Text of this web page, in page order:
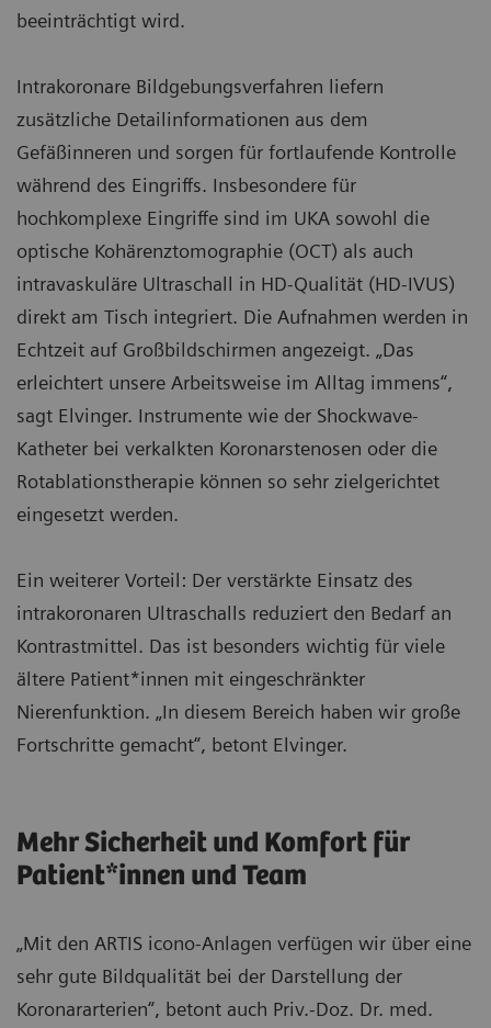
beeinträchtigt wird.
Intrakoronare Bildgebungsverfahren liefern
zusätzliche Detailinformationen aus dem
Gefäßinneren und sorgen für fortlaufende Kontrolle
während des Eingriffs. Insbesondere für
hochkomplexe Eingriffe sind im UKA sowohl die
optische Kohärenztomographie (OCT) als auch
intravaskuläre Ultraschall in HD-Qualität (HD-IVUS)
direkt am Tisch integriert. Die Aufnahmen werden in
Echtzeit auf Großbildschirmen angezeigt. „Das
erleichtert unsere Arbeitsweise im Alltag immens“,
sagt Elvinger. Instrumente wie der Shockwave-
Katheter bei verkalkten Koronarstenosen oder die
Rotablationstherapie können so sehr zielgerichtet
eingesetzt werden.
Ein weiterer Vorteil: Der verstärkte Einsatz des
intrakoronaren Ultraschalls reduziert den Bedarf an
Kontrastmittel. Das ist besonders wichtig für viele
ältere Patient*innen mit eingeschränkter
Nierenfunktion. „In diesem Bereich haben wir große
Fortschritte gemacht“, betont Elvinger.
Mehr Sicherheit und Komfort für
Patient*innen und Team
„Mit den ARTIS icono-Anlagen verfügen wir über eine
sehr gute Bildqualität bei der Darstellung der
Koronararterien“, betont auch Priv.-Doz. Dr. med.